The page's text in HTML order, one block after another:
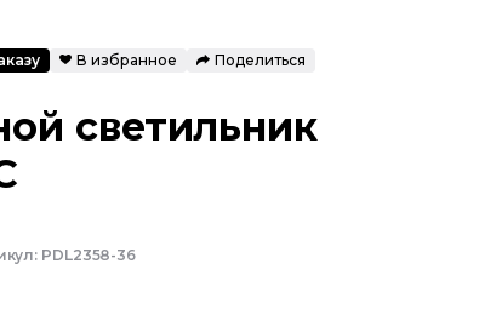
В избранное Поделиться
светильник
PDL2358-36